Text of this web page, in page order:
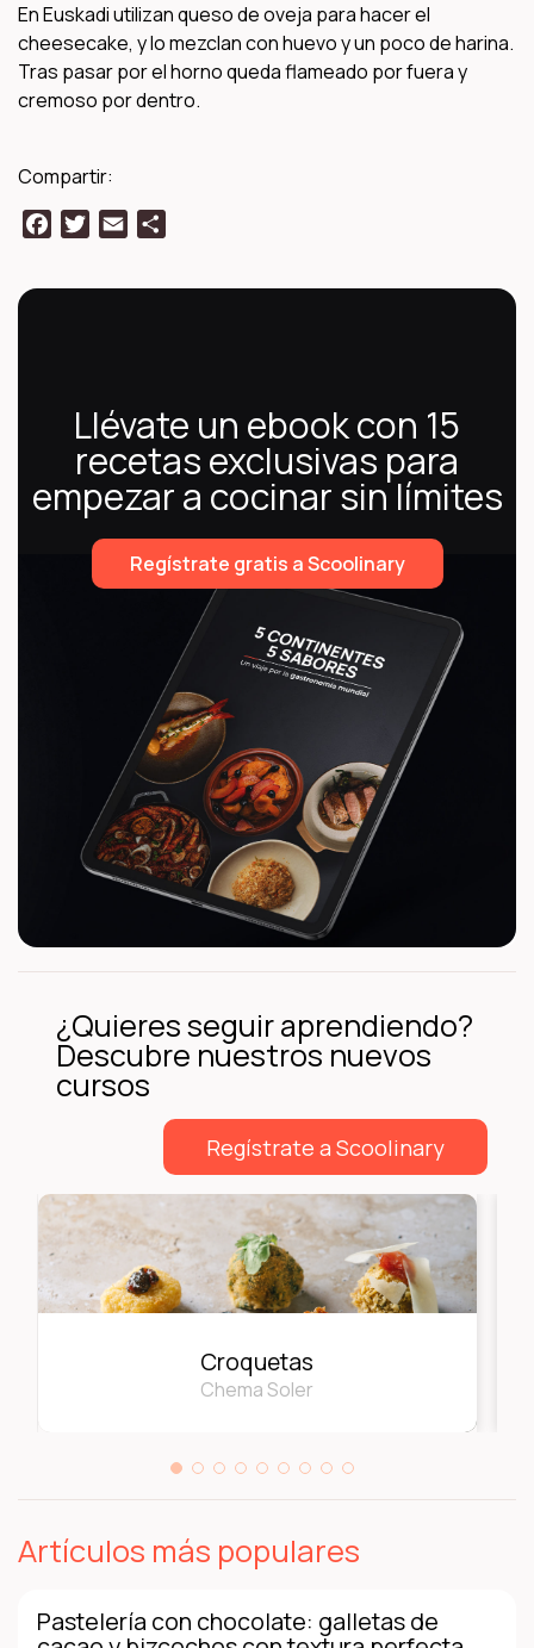
En Euskadi utilizan queso de oveja para hacer el
cheesecake, y lo mezclan con huevo y un poco de harina.
Tras pasar por el horno queda flameado por fuera y
cremoso por dentro.
Compartir:
FacebookTwitter
Email
Llévate un ebook con 15
recetas exclusivas para
empezar a cocinar sin límites
Regístrate gratis a Scoolinary
¿Quieres seguir aprendiendo?
Descubre nuestros nuevos
cursos
Regístrate a Scoolinary
Croquetas
Chema Soler
Artículos más populares
Pastelería con chocolate: galletas de